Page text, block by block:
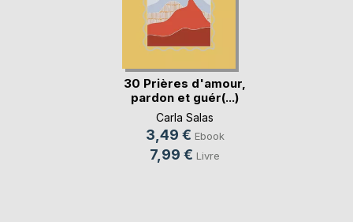
30 Prières d'amour,
pardon et guér(...)
Carla Salas
3,49 € Ebook
7,99 € Livre